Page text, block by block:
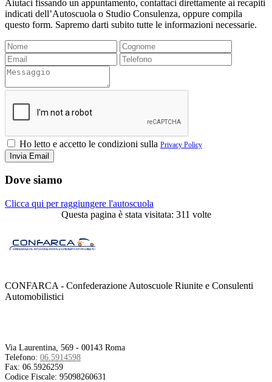
Aiutaci fissando un appuntamento, contattaci direttamente ai recapiti
indicati dell’Autoscuola o Studio Consulenza, oppure compila
questo form. Sapremo darti subito tutte le informazioni necessarie.
Ho letto e accetto le condizioni sulla Privacy Policy
Dove siamo
Clicca qui per raggiungere l'autoscuola
Questa pagina è stata visitata: 311 volte
CONFARCA - Confederazione Autoscuole Riunite e Consulenti
Automobilistici
Via Laurentina, 569 - 00143 Roma
Telefono: 06.5914598
Fax: 06.5926259
Codice Fiscale: 95098260631